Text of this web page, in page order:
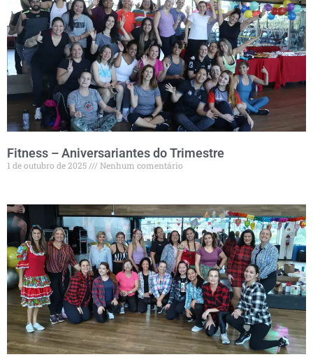
Fitness – Aniversariantes do Trimestre
1 de outubro de 2025 Nenhum comentário